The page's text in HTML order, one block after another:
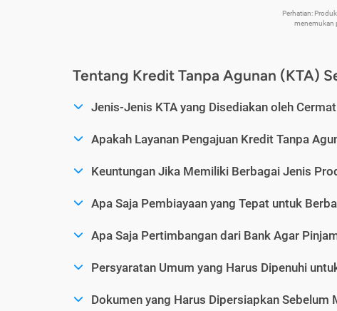
Perhatian:
menemukan
Tentang Kredit Tanpa Agunan (KTA)
Jenis-Jenis KTA yang Disediakan oleh
Apakah Layanan Pengajuan Kredit Tanpa
Keuntungan Jika Memiliki Berbagai Jenis
Apa Saja Pembiayaan yang Tepat untuk
Apa Saja Pertimbangan dari Bank Agar
Persyaratan Umum yang Harus Dipenuhi
Dokumen yang Harus Dipersiapkan